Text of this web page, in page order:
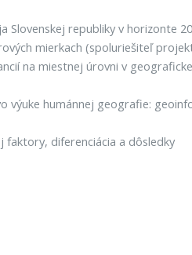
Slovenskej republiky v horizonte
mierkach (spoluriešiteľ
na miestnej úrovni v
výuke humánnej geografie:
faktory, diferenciácia a dôsledky